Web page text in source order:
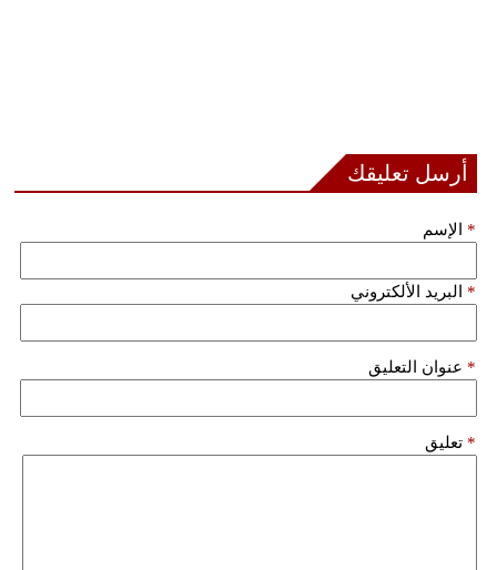
أرسل تعليقك
الإسم *
البريد الألكتروني *
عنوان التعليق *
تعليق *